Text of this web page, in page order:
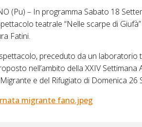
(Pu) – In programma Sabato 18
teatrale “Nelle scarpe di
Fatini.
preceduto da un laboratorio
nell’ambito della XXIV
e del Rifugiato di Domenica 26
migrante fano.jpeg